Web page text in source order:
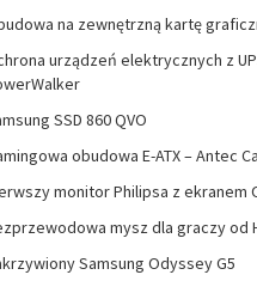
na zewnętrzną kartę
urządzeń elektrycznych z
SSD 860 QVO
obudowa E-ATX – Antec
monitor Philipsa z ekranem
mysz dla graczy od
Samsung Odyssey G5